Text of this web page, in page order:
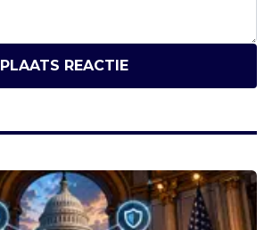
PLAATS REACTIE